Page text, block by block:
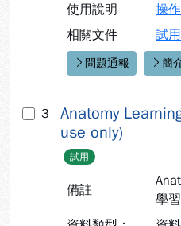
使用說明
操
相關文件
試
快速連結：
問題通報 簡
3
Anatomy
use only)
試用
備註
學